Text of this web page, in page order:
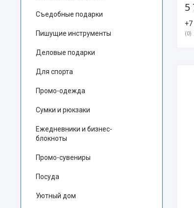
5
0
Съедобные подарки
Пишущие инструменты
Деловые подарки
Для спорта
Промо-одежда
Сумки и рюкзаки
Ежедневники и бизнес-
блокноты
Промо-сувениры
Посуда
Уютный дом